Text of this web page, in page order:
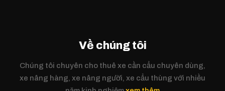
Về chúng tôi
Chúng tôi chuyên cho thuê xe cần cẩu chuyên dùng,
xe nâng hàng, xe nâng người, xe cẩu thùng với nhiều